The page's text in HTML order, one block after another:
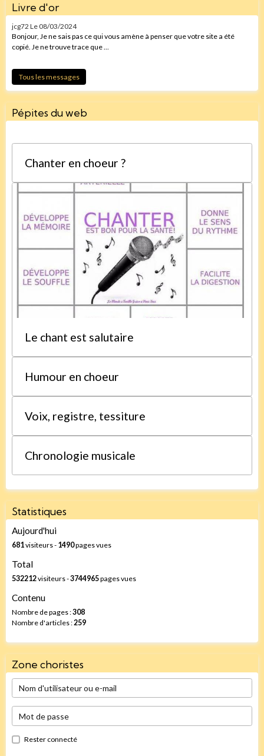
Livre d'or
jcg72 Le 08/03/2024
Bonjour, Je ne sais pas ce qui vous amène à penser que votre site a été
copié. Je ne trouve trace que ...
Tous les messages
Pépites du web
Chanter en choeur ?
Le chant est salutaire
Humour en choeur
Voix, registre, tessiture
Chronologie musicale
Statistiques
Aujourd'hui
681visiteurs - 1490pages vues
Total
532212visiteurs -3744965pages vues
Contenu
Nombre de pages :308
Nombre d'articles : 259
Zone choristes
Rester connecté